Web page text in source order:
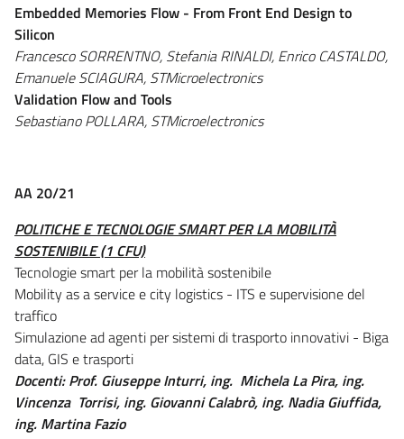
Embedded Memories Flow - From Front End Design to
Silicon
Francesco SORRENTNO, Stefania RINALDI, Enrico CASTALDO,
Emanuele SCIAGURA, STMicroelectronics
Validation Flow and Tools
Sebastiano POLLARA, STMicroelectronics
AA 20/21
POLITICHE E TECNOLOGIE SMART PER LA MOBILITÀ
SOSTENIBILE (1 CFU)
Tecnologie smart per la mobilità sostenibile
Mobility as a service e city logistics - ITS e supervisione del
traffico
Simulazione ad agenti per sistemi di trasporto innovativi - Biga
data, GIS e trasporti
Docenti: Prof. Giuseppe Inturri, ing. Michela La Pira, ing.
Vincenza Torrisi, ing. Giovanni Calabrò, ing. Nadia Giuffida,
ing. Martina Fazio